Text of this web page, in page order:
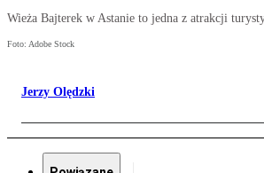
Wieża Bajterek w Astanie to jedna z atrakcji
Foto: Adobe Stock
Jerzy Olędzki